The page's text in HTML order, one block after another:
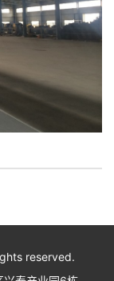
reserved.